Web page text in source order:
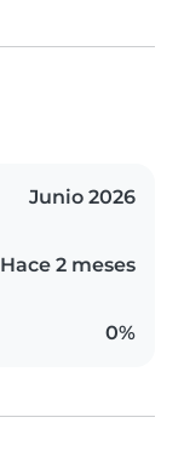
Junio 2026
Hace 2 meses
0%